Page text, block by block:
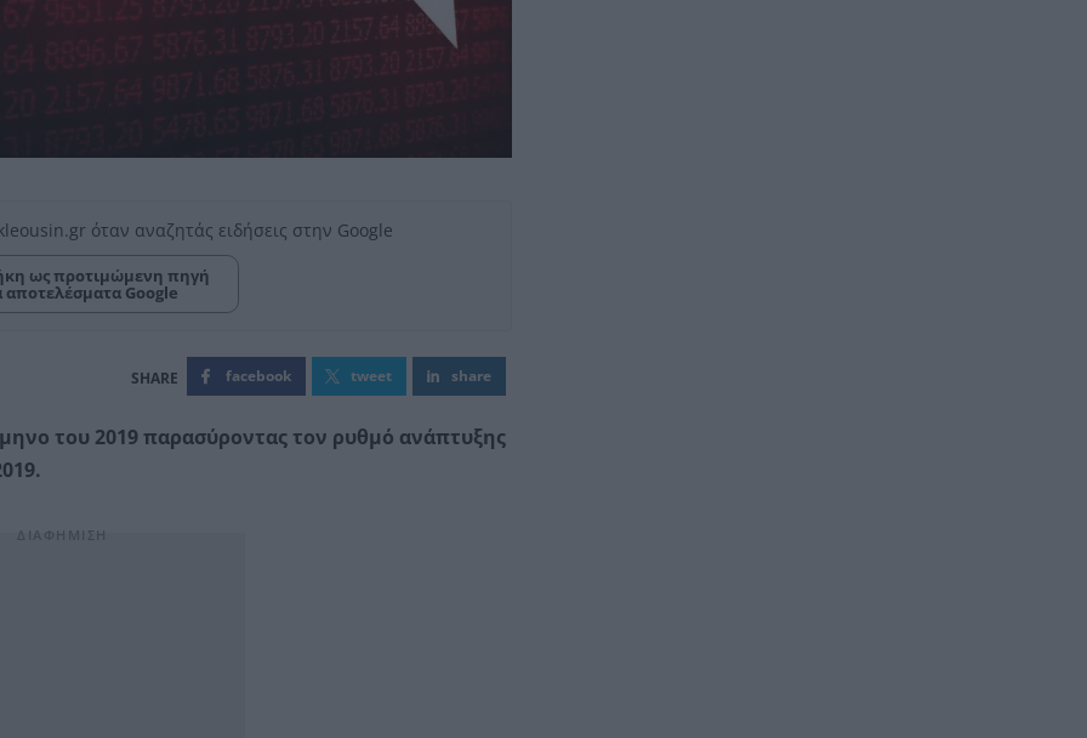
όταν αναζητάς ειδήσεις στην Google
ως προτιμώμενη πηγή
αποτελέσματα Google
facebook tweet share
του 2019 παρασύροντας τον ρυθμό ανάπτυξης